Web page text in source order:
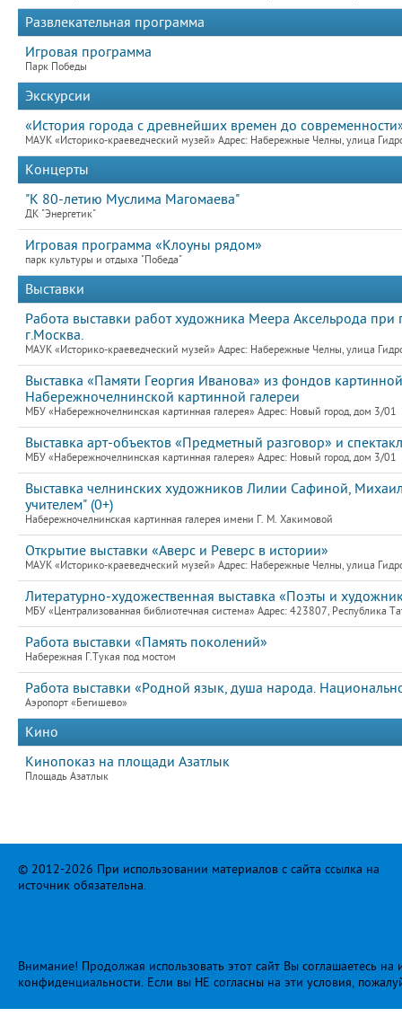
Развлекательная программа
Игровая программа
Парк Победы
Экскурсии
«История города с древнейших времен до
МАУК «Историко-краеведческий музей» Адрес: Набережные Челны, улица
Концерты
"К 80-летию Муслима Магомаева"
ДК "Энергетик"
Игровая программа «Клоуны рядом»
парк культуры и отдыха "Победа"
Выставки
Работа выставки работ художника Меера Аксельрода
г.Москва.
МАУК «Историко-краеведческий музей» Адрес: Набережные Челны, улица
Выставка «Памяти Георгия Иванова» из фондов
Набережночелнинской картинной галереи
МБУ «Набережночелнинская картинная галерея» Адрес: Новый город, дом 3/01
Выставка арт-объектов «Предметный разговор» и
МБУ «Набережночелнинская картинная галерея» Адрес: Новый город, дом 3/01
Выставка челнинских художников Лилии Сафиной,
учителем" (0+)
Набережночелнинская картинная галерея имени Г. М. Хакимовой
Открытие выставки «Аверс и Реверс в истории»
МАУК «Историко-краеведческий музей» Адрес: Набережные Челны, улица
Литературно-художественная выставка «Поэты и
МБУ «Централизованная библиотечная система» Адрес: 423807,
Работа выставки «Память поколений»
Набережная Г.Тукая под мостом
Работа выставки «Родной язык, душа народа.
Аэропорт «Бегишево»
Кино
Кинопоказ на площади Азатлык
Площадь Азатлык
© 2012-2026 При использовании материалов с сайта ссылка на
источник обязательна.
Внимание! Продолжая использовать этот сайт Вы соглашаетесь
конфиденциальности. Если вы НЕ согласны на эти условия,